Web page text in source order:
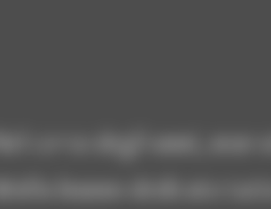
Nel corso degli anni, non
Walla hanno dedicato